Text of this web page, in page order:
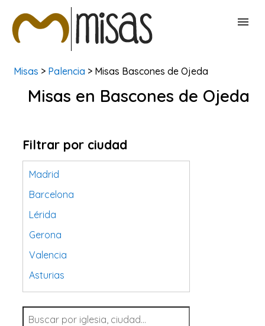
BUSCAR MISAS
Misas > Palencia > Misas Bascones de Ojeda
Misas en Bascones de Ojeda
Filtrar por ciudad
Madrid
Barcelona
Lérida
Gerona
Valencia
Asturias
Tarragona
Navarra